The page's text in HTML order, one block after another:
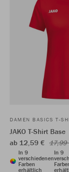
DAMEN BASICS T-
JAKO T-Shirt Base
ab 12,59 € 17,99
In 9
verschiedenen
Farben
erhältlich
In 9